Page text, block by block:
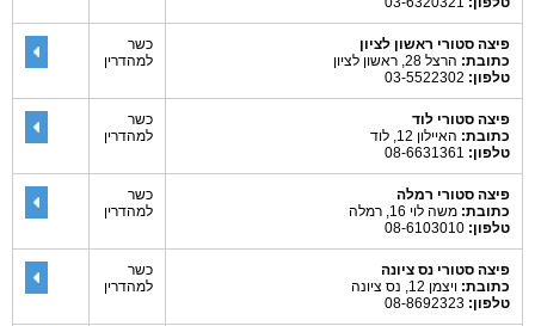
פיצה סטורי ראשון לציון
כתובת: הרצל 28, ראשון לציון
טלפון:
כשר
למהדרין
פיצה סטורי לוד
כתובת: האיילון 12, לוד
טלפון:
כשר
למהדרין
פיצה סטורי רמלה
כתובת: משה לוי 16, רמלה
טלפון:
כשר
למהדרין
פיצה סטורי נס ציונה
כתובת: ויצמן 12, נס ציונה
טלפון:
כשר
למהדרין